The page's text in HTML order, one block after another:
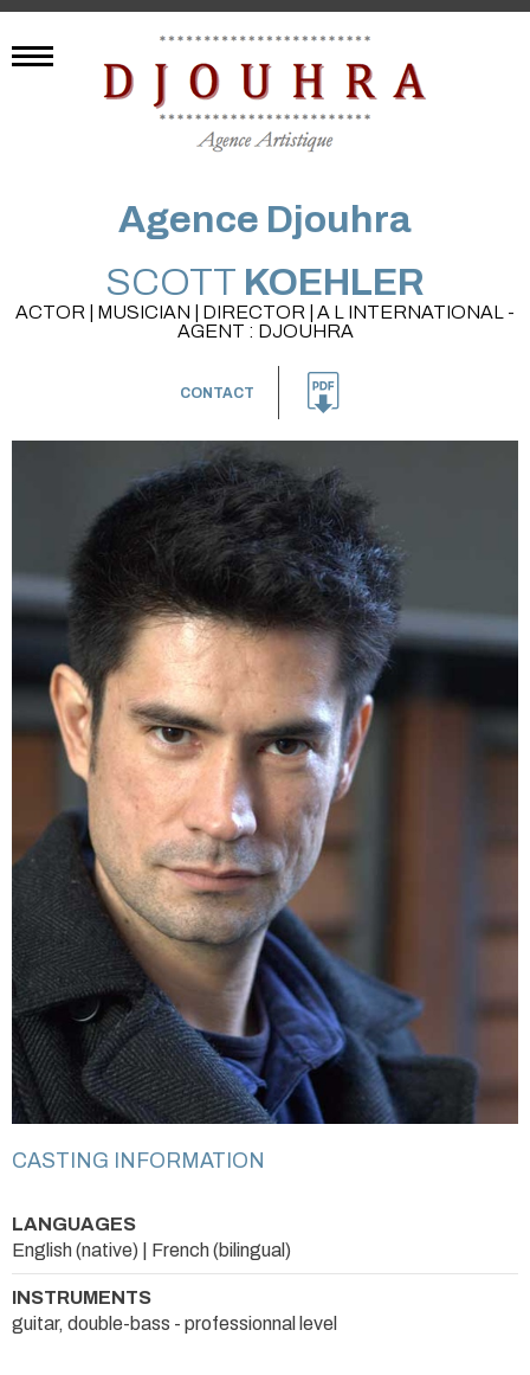
Agence Djouhra
SCOTT KOEHLER
ACTOR | MUSICIAN | DIRECTOR | A L INTERNATIONAL -
AGENT : DJOUHRA
CONTACT
CASTING INFORMATION
LANGUAGES
English (native) | French (bilingual)
INSTRUMENTS
guitar, double-bass - professionnal level